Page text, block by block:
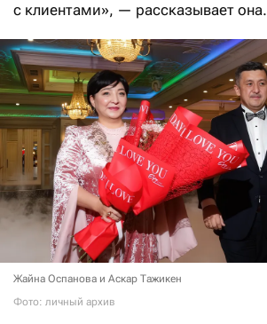
с клиентами», — рассказывает она.
Жайна Оспанова и Аскар Тажикен
Фото: личный архив